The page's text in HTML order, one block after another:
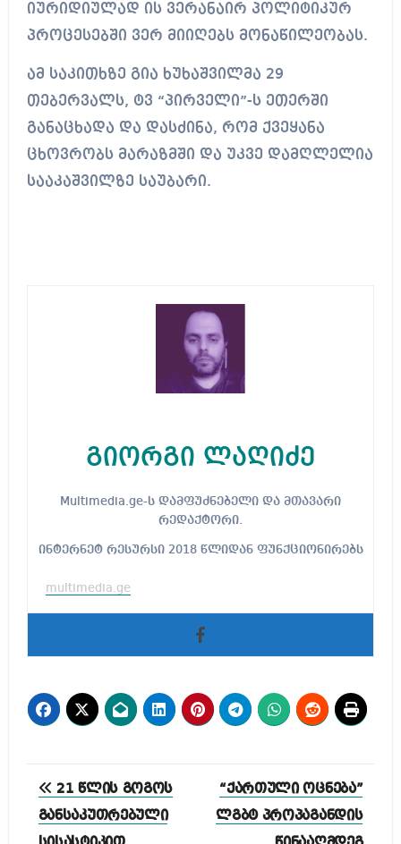
იურიდიულად ის ვერანაირ პოლიტიკურ
პროცესებში ვერ მიიღებს მონაწილეობას.
ამ საკითხზე გია ხუხაშვილმა 29
თებერვალს, ტვ “პირველი”-ს ეთერში
განაცხადა და დასძინა, რომ ქვეყანა
ცხოვრობს მარაზმში და უკვე დამღლელია
სააკაშვილზე საუბარი.
გიორგი ლაღიძე
Multimedia.ge-ს დამფუძნებელი და მთავარი
რედაქტორი.
ინტერნეტ რესურსი 2018 წლიდან ფუნქციონირებს
multimedia.ge
პოსტის
ნავიგაცია
21 წლის გოგოს
განსაკუთრებული
“ქართული ოცნება”
ლგბტ პროპაგანდის